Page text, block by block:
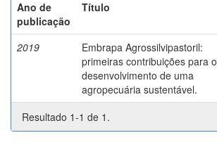
Ano de
publicação
Título
2019
Embrapa Agrossilvipastoril:
primeiras contribuições para o
desenvolvimento de uma
agropecuária sustentável.
Resultado 1-1 de 1.